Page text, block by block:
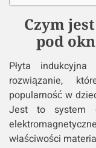
Czym
pod
Płyta
rozwiązanie,
popularność w
Jest to system
właściwości